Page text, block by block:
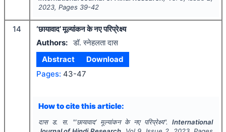
2023, Pages 39-42
14
‘छायावाद’ मूल्यांकन के नए परिप्रेक्ष्य
Authors: डॉ. स्नेहलता दास
Abstract
Download
Pages: 43-47
How to cite this article:
दास ड. स. "‘छायावाद’ मूल्यांकन के नए परिप्रेक्ष्य".International